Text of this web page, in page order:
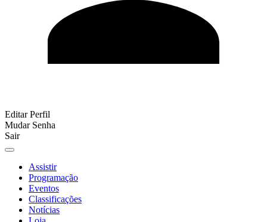
Editar Perfil
Mudar Senha
Sair
Assistir
Programação
Eventos
Classificações
Notícias